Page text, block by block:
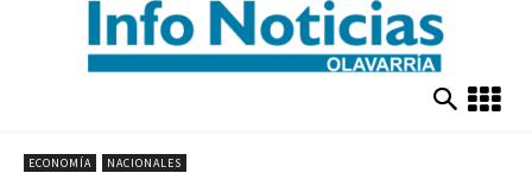
ECONOMÍA NACIONALES